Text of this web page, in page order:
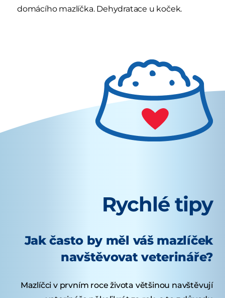
domácího mazlíčka. Dehydratace u koček.
Rychlé tipy
Jak často by měl váš mazlíček
navštěvovat veterináře?
Mazlíčci v prvním roce života většinou navštěvují